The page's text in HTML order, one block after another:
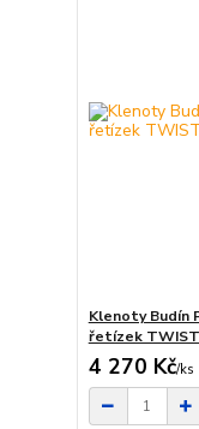
Klenoty Budín
řetízek TWIST
4 270 Kč/ks